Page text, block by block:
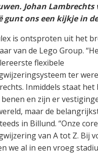
Johan Lambrechts
gunt ons een kijkje in de
is ontsproten uit het
van de Lego Group.
flexibele
ter
Inmiddels staat het
en zijn er
maar de
in Billund. “Onze
van A tot Z. Bij
we al in een vroeg